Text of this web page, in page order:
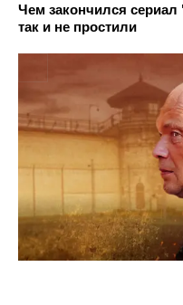
Чем закончился
так и не простили